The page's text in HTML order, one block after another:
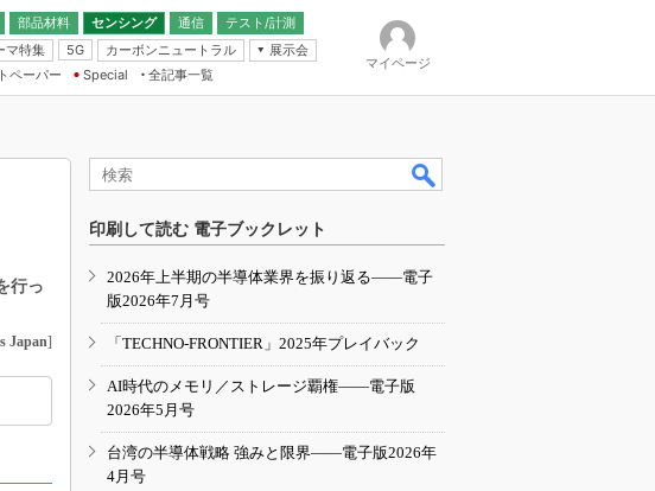
部品材料 センシング
通信
テスト/計測
マ特集
5G カーボンニュートラル
展示会
IoT・エッジコンピューティング
EXPO
TECHNO-FRONTIER
人とくるま展
ペーパー
Special
全記事一覧
マイページ
行っ
Japan]
印刷して読む 電子ブックレット
2026年上半期の半導体業界を振り返る――電子
版2026年7月号
「TECHNO-FRONTIER」2025年プレイバック
AI時代のメモリ／ストレージ覇権――電子版
2026年5月号
台湾の半導体戦略 強みと限界――電子版2026年
4月号